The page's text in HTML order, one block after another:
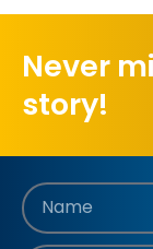
Never
story!